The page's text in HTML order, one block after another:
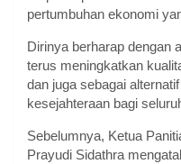
pertumbuhan ekonomi
Dirinya berharap dengan
terus meningkatkan
dan juga sebagai
kesejahteraan bagi
Sebelumnya, Ketua
Prayudi Sidathra